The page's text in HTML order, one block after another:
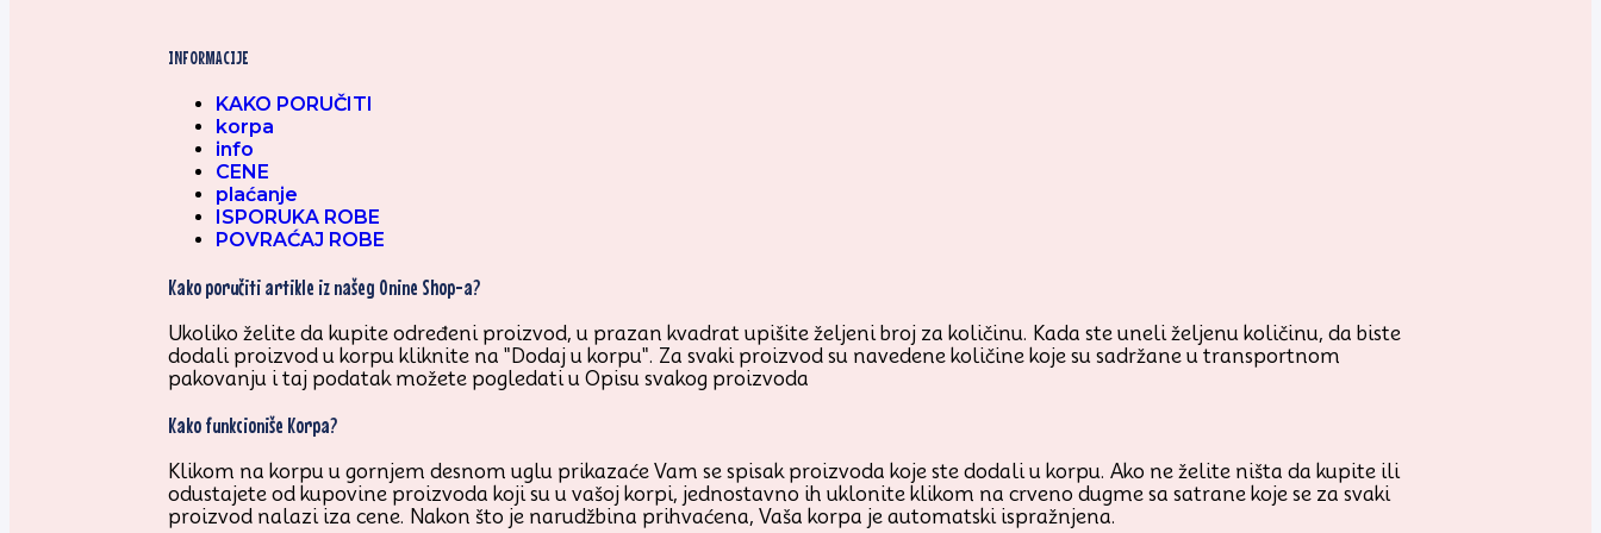
INFORMACIJE
KAKO PORUČITI
korpa
info
CENE
plaćanje
ISPORUKA ROBE
POVRAĆAJ ROBE
Kako poručiti artikle iz našeg Onine Shop-a?
Ukoliko želite da kupite određeni proizvod, u prazan kvadrat upišite željeni broj za količinu. Kada ste uneli željenu količinu, da biste
dodali proizvod u korpu kliknite na "Dodaj u korpu". Za svaki proizvod su navedene količine koje su sadržane u transportnom
pakovanju i taj podatak možete pogledati u Opisu svakog proizvoda
Kako funkcioniše Korpa?
Klikom na korpu u gornjem desnom uglu prikazaće Vam se spisak proizvoda koje ste dodali u korpu. Ako ne želite ništa da kupite ili
odustajete od kupovine proizvoda koji su u vašoj korpi, jednostavno ih uklonite klikom na crveno dugme sa satrane koje se za svaki
proizvod nalazi iza cene. Nakon što je narudžbina prihvaćena, Vaša korpa je automatski ispražnjena.